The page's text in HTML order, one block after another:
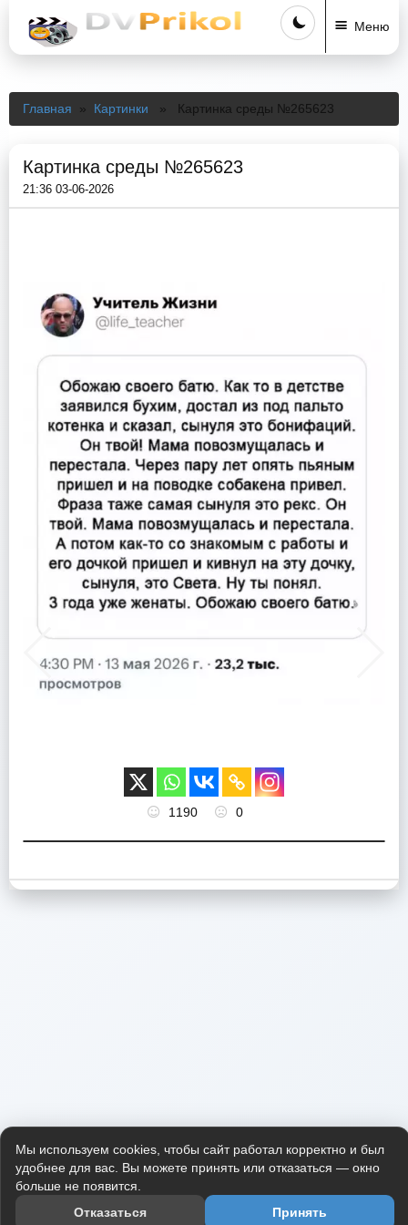
Меню
Главная » Картинки » Картинка среды №265623
Картинка среды №265623
21:36 03-06-2026
1190 0
Мы используем cookies, чтобы сайт работал корректно и был
удобнее для вас. Вы можете принять или отказаться — окно
больше не появится.
Отказаться
Принять